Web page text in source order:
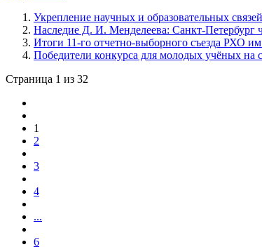
Укрепление научных и образовательных
Наследие Д. И. Менделеева: Санкт-Петербург
Итоги 11-го отчетно-выборного съезда РХО
Победители конкурса для молодых учёных
Страница 1 из 32
1
2
3
4
...
6